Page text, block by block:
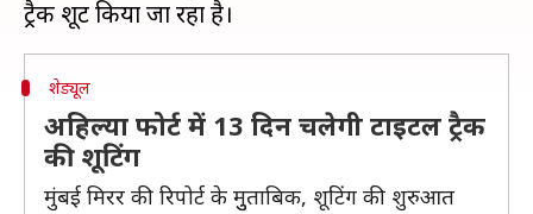
शेड्यूल
अहिल्या फोर्ट में 13 दिन चलेगी टाइटल ट्रैक
की शूटिंग
मुंबई मिरर की रिपोर्ट के मुुताबिक, शूटिंग की शुरुआत